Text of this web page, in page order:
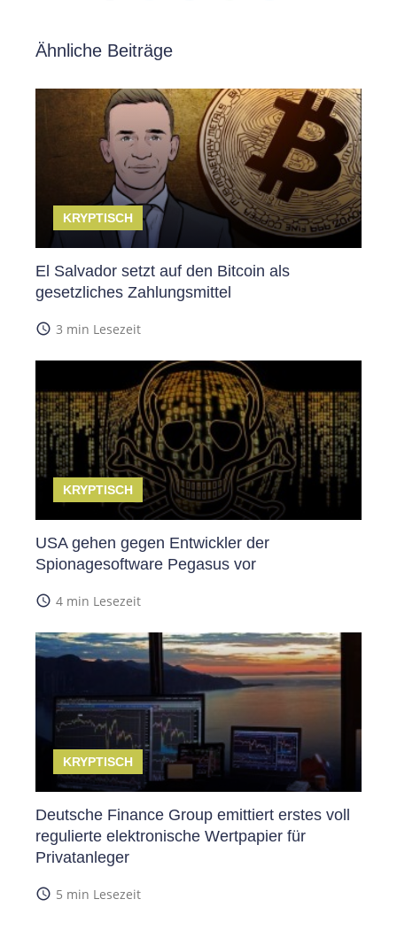
Ähnliche Beiträge
KRYPTISCH
El Salvador setzt auf den Bitcoin als
gesetzliches Zahlungsmittel
access_time 3 min Lesezeit
KRYPTISCH
USA gehen gegen Entwickler der
Spionagesoftware Pegasus vor
access_time 4 min Lesezeit
KRYPTISCH
Deutsche Finance Group emittiert erstes voll
regulierte elektronische Wertpapier für
Privatanleger
access_time 5 min Lesezeit